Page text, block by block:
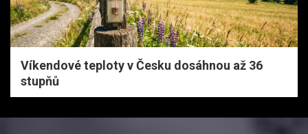
Víkendové teploty v Česku dosáhnou až 36
stupňů